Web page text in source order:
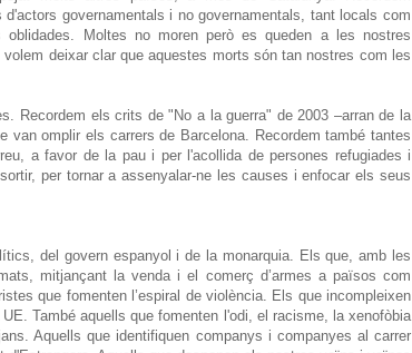
governamentals i no governamentals, tant locals com
Moltes no moren però es queden a les nostres
deixar clar que aquestes morts són tan nostres com les
Recordem els crits de "No a la guerra" de 2003 –arran de la
van omplir els carrers de Barcelona. Recordem també tantes
a favor de la pau i per l'acollida de persones refugiades i
per tornar a assenyalar-ne les causes i enfocar els seus
del govern espanyol i de la monarquia. Els que, amb les
mitjançant la venda i el comerç d’armes a països com
que fomenten l’espiral de violència. Els que incompleixen
També aquells que fomenten l'odi, el racisme, la xenofòbia
Aquells que identifiquen companys i companyes al carrer